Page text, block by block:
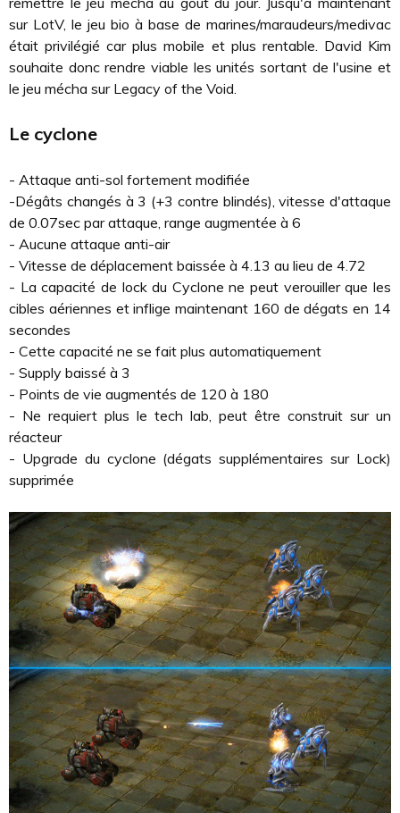
sur LotV, le jeu bio à base de marines/maraudeurs/medivac
était privilégié car plus mobile et plus rentable. David Kim
souhaite donc rendre viable les unités sortant de l'usine et
le jeu mécha sur Legacy of the Void.
Le cyclone
- Attaque anti-sol fortement modifiée
-Dégâts changés à 3 (+3 contre blindés), vitesse d'attaque
de 0.07sec par attaque, range augmentée à 6
- Aucune attaque anti-air
- Vitesse de déplacement baissée à 4.13 au lieu de 4.72
- La capacité de lock du Cyclone ne peut verouiller que les
cibles aériennes et inflige maintenant 160 de dégats en 14
secondes
- Cette capacité ne se fait plus automatiquement
- Supply baissé à 3
- Points de vie augmentés de 120 à 180
- Ne requiert plus le tech lab, peut être construit sur un
réacteur
- Upgrade du cyclone (dégats supplémentaires sur Lock)
supprimée